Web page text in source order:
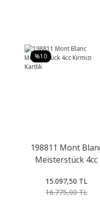
%10
198811 Mont
Meisterstück 4cc
15.097,50 TL
16.775,00 TL